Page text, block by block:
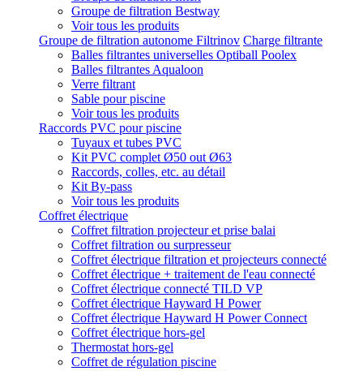
Groupe de filtration Bestway
Voir tous les produits
Groupe de filtration autonome Filtrinov Charge filtrante
Balles filtrantes universelles Optiball Poolex
Balles filtrantes Aqualoon
Verre filtrant
Sable pour piscine
Voir tous les produits
Raccords PVC pour piscine
Tuyaux et tubes PVC
Kit PVC complet Ø50 out Ø63
Raccords, colles, etc. au détail
Kit By-pass
Voir tous les produits
Coffret électrique
Coffret filtration projecteur et prise balai
Coffret filtration ou surpresseur
Coffret électrique filtration et projecteurs connecté
Coffret électrique + traitement de l'eau connecté
Coffret électrique connecté TILD VP
Coffret électrique Hayward H Power
Coffret électrique Hayward H Power Connect
Coffret électrique hors-gel
Thermostat hors-gel
Coffret de régulation piscine